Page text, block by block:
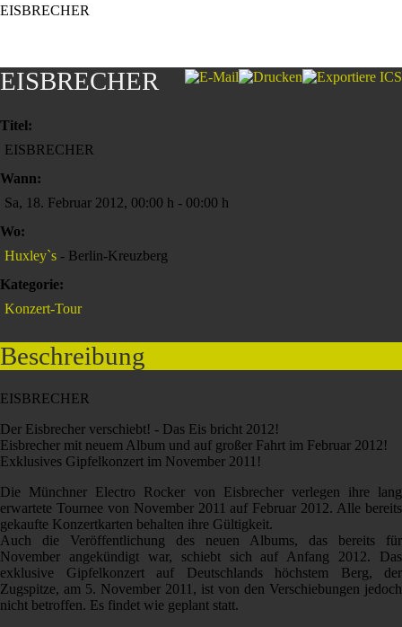
EISBRECHER
EISBRECHER
Titel:
EISBRECHER
Wann:
Sa, 18. Februar 2012, 00:00 h - 00:00 h
Wo:
Huxley`s - Berlin-Kreuzberg
Kategorie:
Konzert-Tour
Beschreibung
EISBRECHER
Der Eisbrecher verschiebt! - Das Eis bricht 2012!
Eisbrecher mit neuem Album und auf großer Fahrt im Februar 2012!
Exklusives Gipfelkonzert im November 2011!
Die Münchner Electro Rocker von Eisbrecher verlegen ihre lang
erwartete Tournee von November 2011 auf Februar 2012. Alle bereits
gekaufte Konzertkarten behalten ihre Gültigkeit.
Auch die Veröffentlichung des neuen Albums, das bereits für
November angekündigt war, schiebt sich auf Anfang 2012. Das
exklusive Gipfelkonzert auf Deutschlands höchstem Berg, der
Zugspitze, am 5. November 2011, ist von den Verschiebungen jedoch
nicht betroffen. Es findet wie geplant statt.